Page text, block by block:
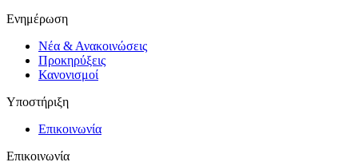
Ενημέρωση
Νέα & Ανακοινώσεις
Προκηρύξεις
Κανονισμοί
Υποστήριξη
Επικοινωνία
Επικοινωνία